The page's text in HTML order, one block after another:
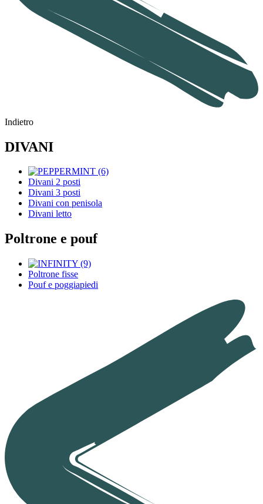
Indietro
DIVANI
Divani 2 posti
Divani 3 posti
Divani con penisola
Divani letto
Poltrone e pouf
Poltrone fisse
Pouf e poggiapiedi